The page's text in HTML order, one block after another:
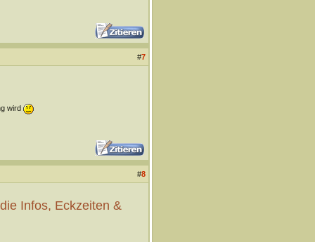
#7
wird
#8
Infos, Eckzeiten &